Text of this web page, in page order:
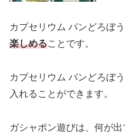
カプセリウム パンどろぼう
楽しめることです。
カプセリウム パンどろぼ
入れることができます。
ガシャポン遊びは、何が